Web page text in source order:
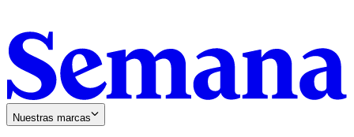
Nuestras marcas